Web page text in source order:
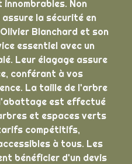
Non
la sécurité en
Blanchard et son
essentiel avec un
Leur élagage assure
conférant à vos
La taille de l'arbre
est effectué
et espaces verts
compétitifs,
à tous. Les
bénéficier d'un devis